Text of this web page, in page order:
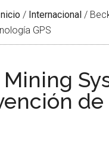
/ Internacional /
GPS